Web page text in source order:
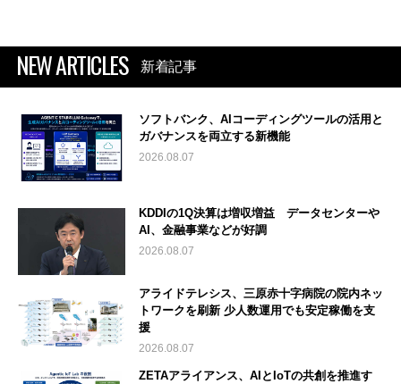
NEW ARTICLES 新着記事
ソフトバンク、AIコーディングツールの活用と
ガバナンスを両立する新機能
2026.08.07
KDDIの1Q決算は増収増益 データセンターや
AI、金融事業などが好調
2026.08.07
アライドテレシス、三原赤十字病院の院内ネッ
トワークを刷新 少人数運用でも安定稼働を支
援
2026.08.07
ZETAアライアンス、AIとIoTの共創を推進す